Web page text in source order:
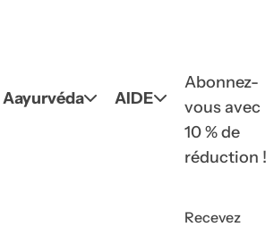
Aayurvéda AIDE
Abonnez-
vous avec
10 % de
réduction !
Recevez